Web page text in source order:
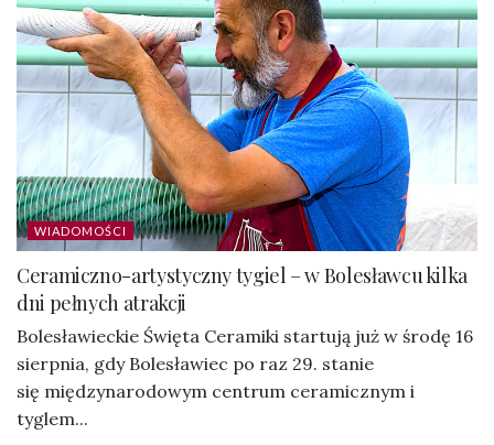
WIADOMOŚCI
Ceramiczno-artystyczny tygiel – w Bolesławcu kilka
dni pełnych atrakcji
Bolesławieckie Święta Ceramiki startują już w środę 16
sierpnia, gdy Bolesławiec po raz 29. stanie
się międzynarodowym centrum ceramicznym i
tyglem...